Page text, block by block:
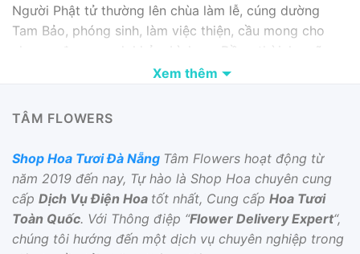
Người Phật tử thường lên chùa làm lễ, cúng dường
Tam Bảo, phóng sinh, làm việc thiện, cầu mong cho
cha mẹ được mạnh khỏe, bình an. Đồng thời, họ cũng
hướng đến việc vun đắp tinh thần từ bi, chia sẻ yêu
Xem thêm
TÂM FLOWERS
Shop Hoa Tươi Đà Nẵng Tâm Flowers hoạt động từ
năm 2019 đến nay, Tự hào là Shop Hoa chuyên cung
cấp Dịch Vụ Điện Hoa tốt nhất, Cung cấp Hoa Tươi
Toàn Quốc. Với Thông điệp “Flower Delivery Expert“,
chúng tôi hướng đến một dịch vụ chuyên nghiệp trong